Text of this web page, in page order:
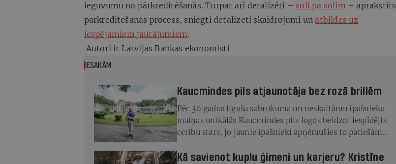
ieguvumu no pārkreditēšanās. Turpat arī detalizēti – soli pa solim– aprakstīts
pārkreditēšanas process, sniegti detalizēti skaidrojumi un atbildes uz
iespējamiem jautājumiem.
Autori ir Latvijas Bankas ekonomisti
IESAKĀM
Kaucmindes pils atjaunotāja bez rozā brillēm
Pēc 30 gadus ilguša sabrukuma un neskaitāmu īpašnieku
maiņas unikālās Kaucmindes pils logos beidzot iespīdējis
cerību stars, jo jaunie īpašnieki apņēmušies to patiešām
atjaunot
Kā savienot kuplu ģimeni un karjeru? Kristīne